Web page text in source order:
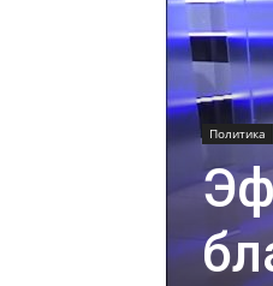
Политика